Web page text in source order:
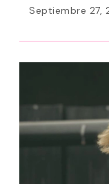
Septiembre 27,